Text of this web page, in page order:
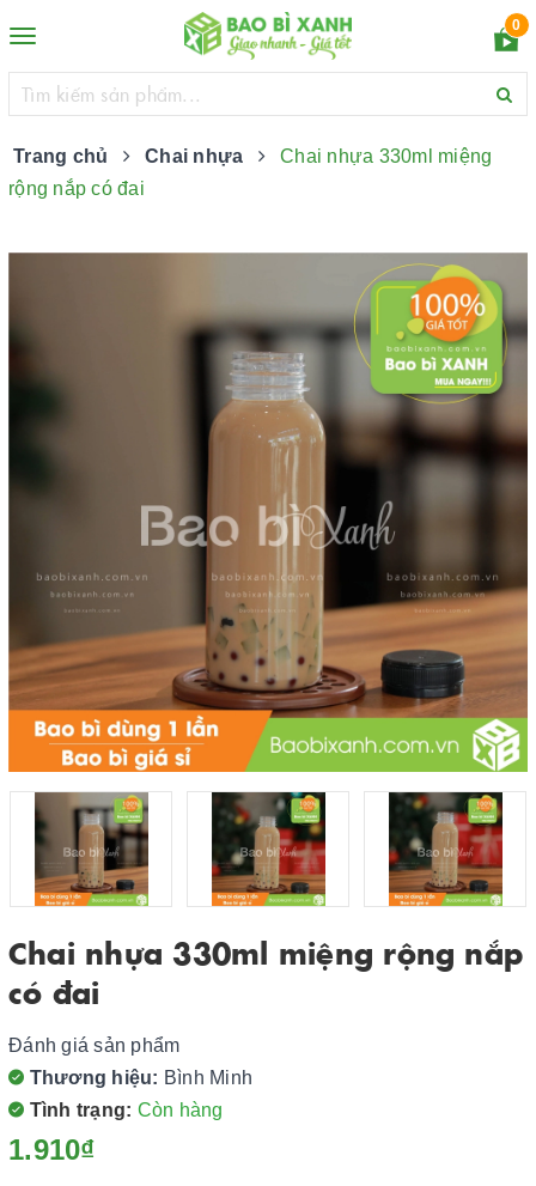
Toggle
navigation
0
Trang chủ Chai nhựa
Chai nhựa 330ml miệng
rộng nắp có đai
Chai nhựa 330ml miệng rộng nắp
có đai
Đánh giá sản phẩm
Thương hiệu: Bình Minh
Tình trạng: Còn hàng
1.910₫